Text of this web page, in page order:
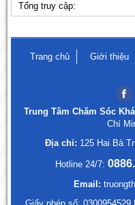
Tổng truy cập:
Trang chủ Giới thiệu
Trung Tâm Chăm Sóc
Chí
Địa chỉ: 125 Hai Bà
Hotline 24/7:
Email: